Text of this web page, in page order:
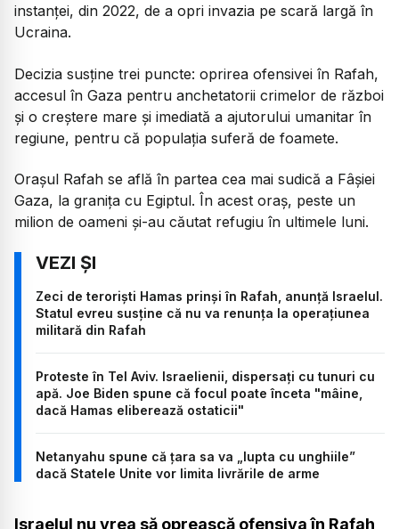
instanței, din 2022, de a opri invazia pe scară largă în
Ucraina.
Decizia susține trei puncte: oprirea ofensivei în Rafah,
accesul în Gaza pentru anchetatorii crimelor de război
și o creștere mare și imediată a ajutorului umanitar în
regiune, pentru că populația suferă de foamete.
Orașul Rafah se află în partea cea mai sudică a Fâșiei
Gaza, la granița cu Egiptul. În acest oraș, peste un
milion de oameni și-au căutat refugiu în ultimele luni.
Zeci de teroriști Hamas prinși în Rafah, anunță Israelul.
Statul evreu susține că nu va renunța la operațiunea
militară din Rafah
Proteste în Tel Aviv. Israelienii, dispersați cu tunuri cu
apă. Joe Biden spune că focul poate înceta "mâine,
dacă Hamas eliberează ostaticii"
Netanyahu spune că țara sa va „lupta cu unghiile”
dacă Statele Unite vor limita livrările de arme
Israelul nu vrea să oprească ofensiva în Rafah